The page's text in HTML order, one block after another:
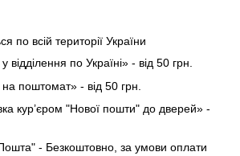
по всій території України
по Україні» - від 50 грн.
поштомат» - від 50 грн.
кур’єром "Нової пошти" до дверей» -
- Безкоштовно, за умови оплати